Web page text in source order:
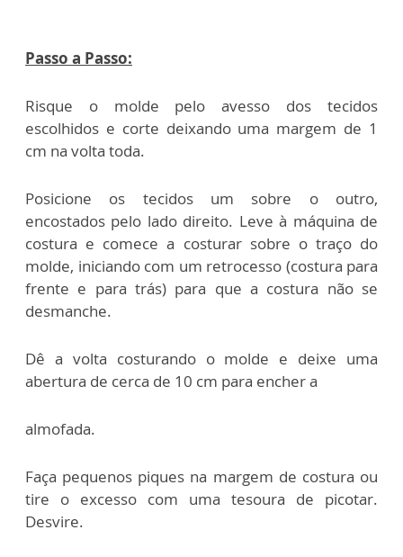
Passo a Passo:
Risque o molde pelo avesso dos tecidos
escolhidos e corte deixando uma margem de 1
cm na volta toda.
Posicione os tecidos um sobre o outro,
encostados pelo lado direito. Leve à máquina de
costura e comece a costurar sobre o traço do
molde, iniciando com um retrocesso (costura para
frente e para trás) para que a costura não se
desmanche.
Dê a volta costurando o molde e deixe uma
abertura de cerca de 10 cm para encher a
almofada.
Faça pequenos piques na margem de costura ou
tire o excesso com uma tesoura de picotar.
Desvire.